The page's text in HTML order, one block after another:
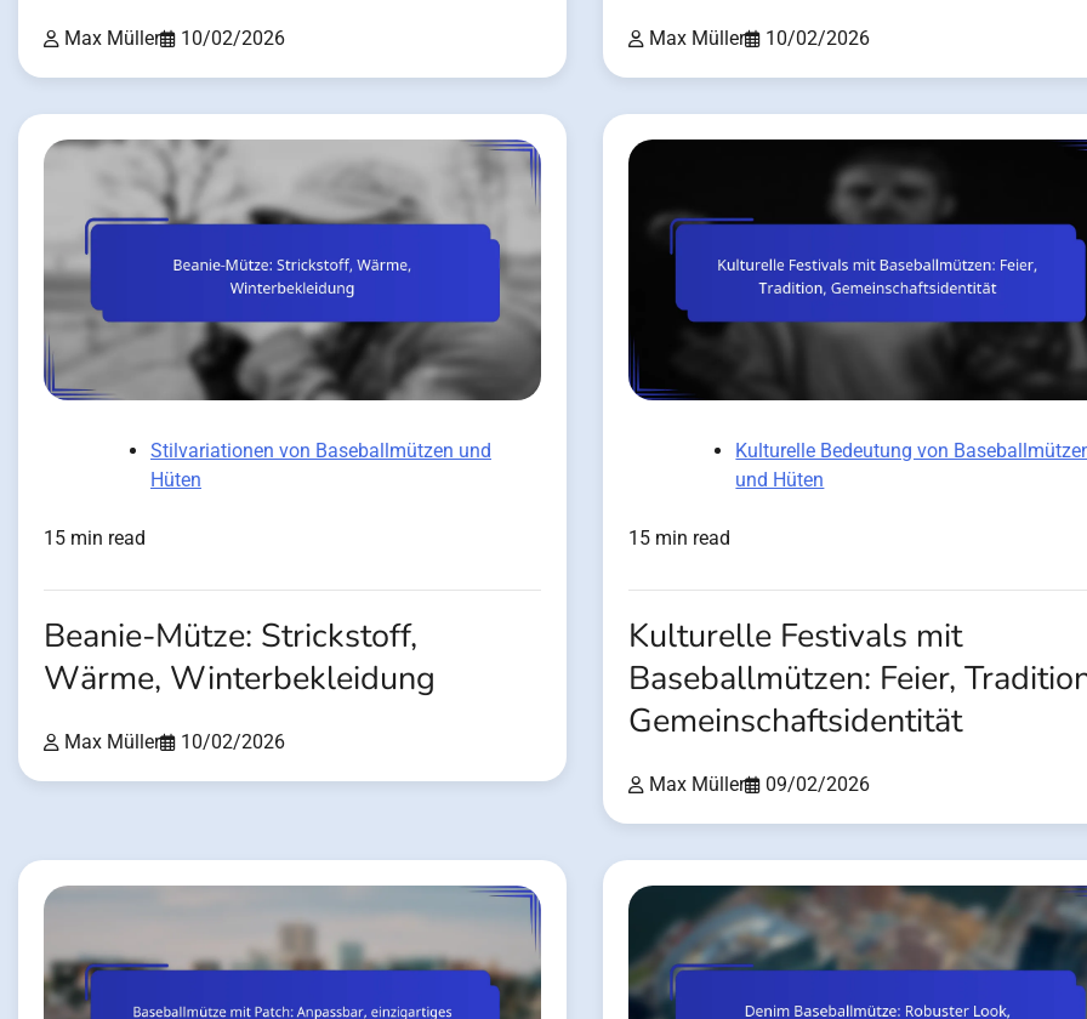
Max Müller 10/02/2026 Max Müller 10/02/2026
Stilvariationen von Baseballmützen und
Hüten
15 min read
Beanie-Mütze: Strickstoff,
Wärme, Winterbekleidung
Max Müller 10/02/2026
Kulturelle Bedeutung von
und Hüten
15 min read
Kulturelle Festivals mit
Baseballmützen: Feier,
Gemeinschaftsidentität
Max Müller 09/02/2026